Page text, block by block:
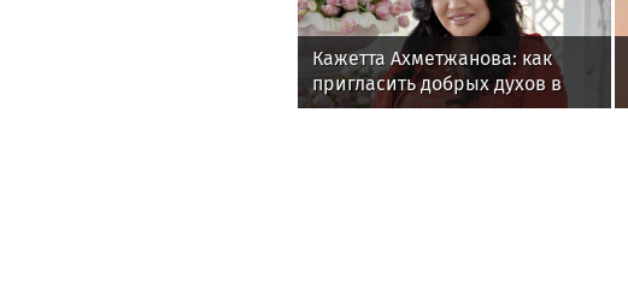
Кажетта Ахметжанова: как
пригласить добрых духов в
новый дом